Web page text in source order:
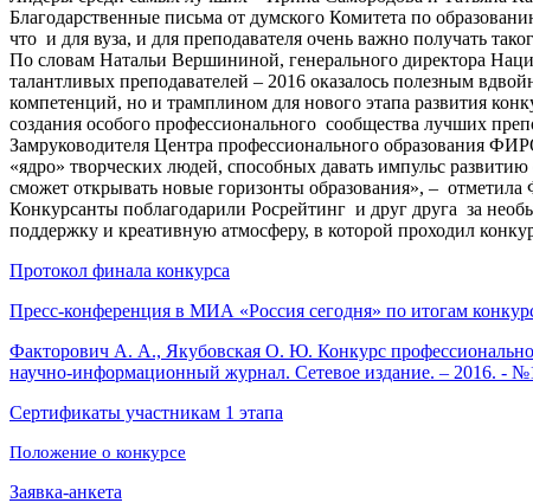
Благодарственные письма от думского Комитета по
что и для вуза, и для преподавателя очень важно получать
По словам Натальи Вершининой, генерального директора
талантливых преподавателей – 2016 оказалось полезным
компетенций, но и трамплином для нового этапа развития
создания особого профессионального сообщества лучших
Замруководителя Центра профессионального образования
«ядро» творческих людей, способных давать импульс
сможет открывать новые горизонты образования», – отметила
Конкурсанты поблагодарили Росрейтинг и друг друга за
поддержку и креативную атмосферу, в которой проходил
Протокол финала конкурса
Пресс-конференция в МИА «Россия сегодня» по итогам
Факторович А. А., Якубовская О. Ю. Конкурс
научно-информационный журнал. Сетевое издание. – 2016. -
Сертификаты участникам 1 этапа
Положение о конкурсе
Заявка-анкета